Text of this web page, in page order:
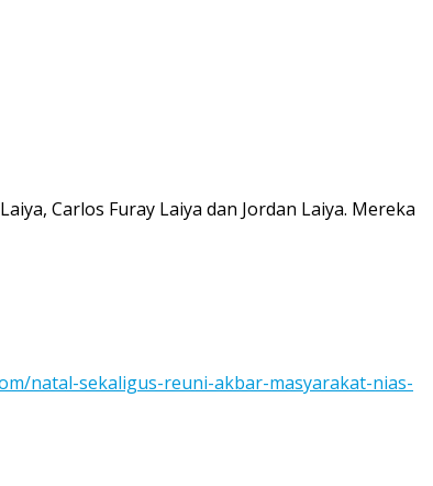
Carlos Furay Laiya dan Jordan Laiya. Mereka
natal-sekaligus-reuni-akbar-masyarakat-nias-